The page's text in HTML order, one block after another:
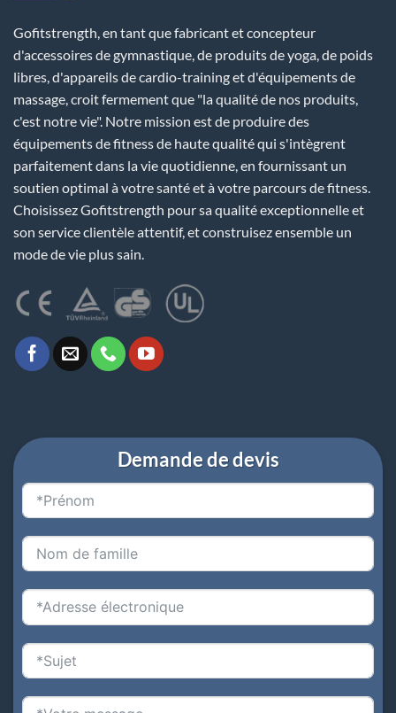
Gofitstrength, en tant que fabricant et concepteur
d'accessoires de gymnastique, de produits de yoga, de poids
libres, d'appareils de cardio-training et d'équipements de
massage, croit fermement que "la qualité de nos produits,
c'est notre vie". Notre mission est de produire des
équipements de fitness de haute qualité qui s'intègrent
parfaitement dans la vie quotidienne, en fournissant un
soutien optimal à votre santé et à votre parcours de fitness.
Choisissez Gofitstrength pour sa qualité exceptionnelle et
son service clientèle attentif, et construisez ensemble un
mode de vie plus sain.
Demande de devis